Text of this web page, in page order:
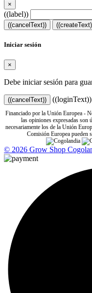
×
((label))
((cancelText))
Iniciar sesión
×
Debe iniciar sesión para
((cancelText)) ((loginText))
Financiado por la Unión Europea -
las opiniones expresadas son
necesariamente los de la Unión
Comisión Europea pueden
© 2026 Grow Shop